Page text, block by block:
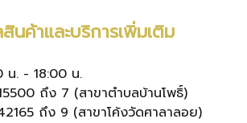
นค้าและบริการเพิ่มเติม
น. - 18:00 น.
ถึง 7 (สาขาตำบลบ้านโพธิ์)
ถึง 9 (สาขาโค้งวัดศาลาลอย)